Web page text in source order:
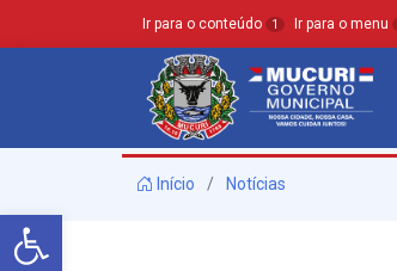
Barra de Ferramentas Aberta
Ir para o conteúdo 1 Ir para o menu
Início Notícias